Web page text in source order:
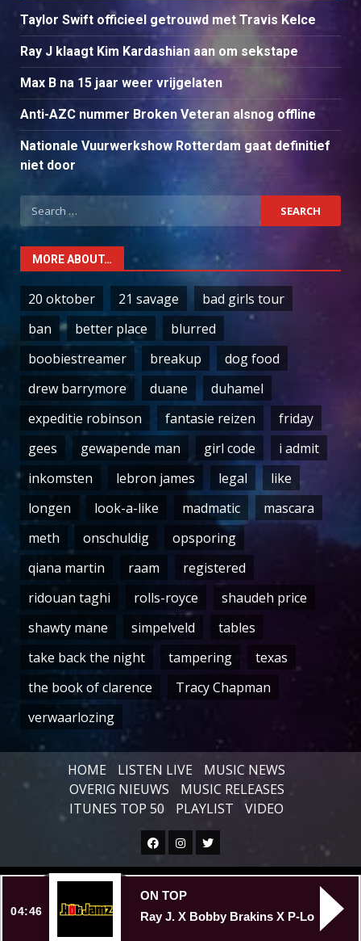
Taylor Swift officieel getrouwd met Travis Kelce
Ray J klaagt Kim Kardashian aan om sekstape
Max B na 15 jaar weer vrijgelaten
Anti-AZC nummer Broken Veteran alsnog offline
Nationale Vuurwerkshow Rotterdam gaat definitief
niet door
Search
for:
MORE ABOUT…
20 oktober 21 savage
bad girls tour
ban
better place
blurred
boobiestreamer
breakup
dog food
drew barrymore
duane
duhamel
expeditie robinson
fantasie reizen
friday
gees
gewapende man girl code
i admit
inkomsten
lebron james legal
like
longen
look-a-like madmatic
mascara
meth
onschuldig
opsporing
qiana martin
raam
registered
ridouan taghi
rolls-royce
shaudeh price
shawty mane
simpelveld
tables
take back the night
tampering
texas
the book of clarence
Tracy Chapman
verwaarlozing
HOME LISTEN LIVE
MUSIC NEWS
OVERIG NIEUWS
MUSIC RELEASES
ITUNES TOP 50
PLAYLIST VIDEO
Facebook
Instagram
Twitter
Copyright © All rights reserved.
04:46
ON TOP
Ray J. X Bobby Brakins X P-Lo